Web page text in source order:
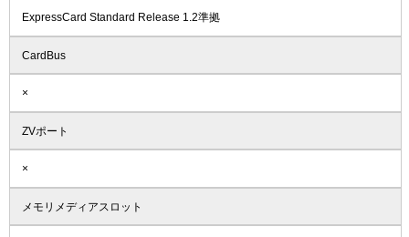
ExpressCard Standard Release 1.2準拠
CardBus
×
ZVポート
×
メモリメディアスロット